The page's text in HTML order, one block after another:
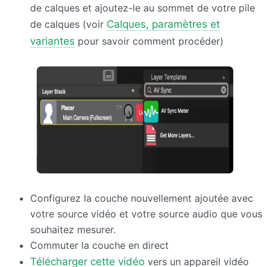
de calques et ajoutez-le au sommet de votre pile
de calques (voir Calques, paramètres et
variantes pour savoir comment procéder)
Configurez la couche nouvellement ajoutée avec
votre source vidéo et votre source audio que vous
souhaitez mesurer.
Commuter la couche en direct
Télécharger cette vidéo vers un appareil vidéo